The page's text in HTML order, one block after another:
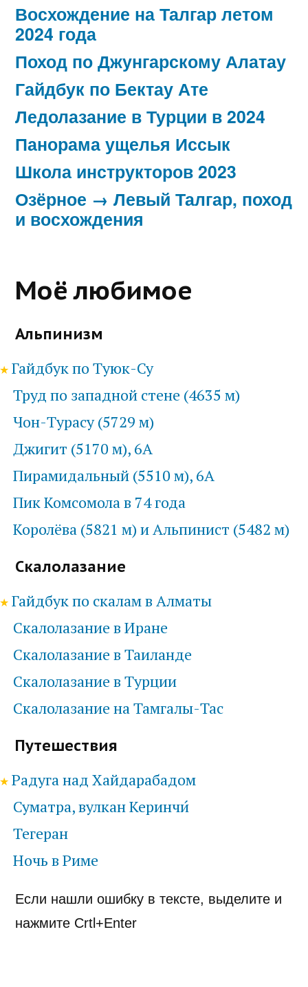
Восхождение на Талгар летом
2024 года
Поход по Джунгарскому Алатау
Гайдбук по Бектау Ате
Ледолазание в Турции в 2024
Панорама ущелья Иссык
Школа инструкторов 2023
Озёрное → Левый Талгар, поход
и восхождения
Моё любимое
Альпинизм
Гайдбук по Туюк-Су
Труд по западной стене (4635 м)
Чон-Турасу (5729 м)
Джигит (5170 м), 6А
Пирамидальный (5510 м), 6А
Пик Комсомола в 74 года
Королёва (5821 м) и Альпинист (5482 м)
Скалолазание
Гайдбук по скалам в Алматы
Скалолазание в Иране
Скалолазание в Таиланде
Скалолазание в Турции
Скалолазание на Тамгалы-Тас
Путешествия
Радуга над Хайдарабадом
Суматра, вулкан Керинчи́
Тегеран
Ночь в Риме
Если нашли ошибку в тексте, выделите и
нажмите Crtl+Enter